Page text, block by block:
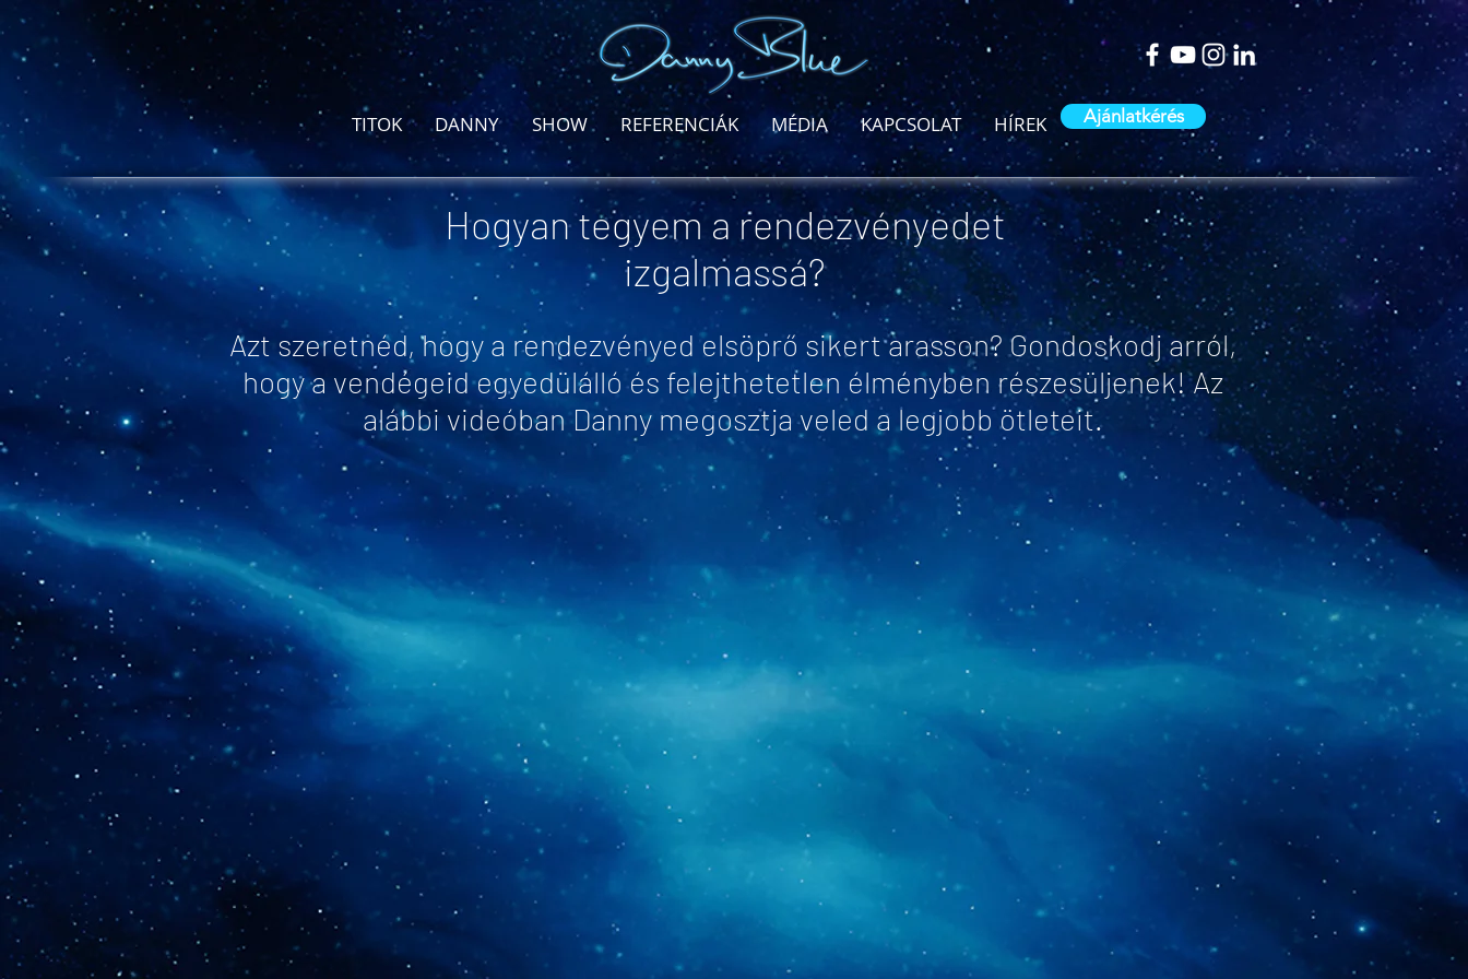
TITOK DANNY SHOW REFERENCIÁK MÉDIA KAPCSOLAT HÍREK Ajánlatkérés
Hogyan tegyem a rendezvényedet
izgalmassá?
Azt szeretnéd, hogy a rendezvényed elsöprő sikert arasson? Gondoskodj arról,
hogy a vendégeid egyedülálló és felejthetetlen élményben részesüljenek! Az
alábbi videóban Danny megosztja veled a legjobb ötleteit.